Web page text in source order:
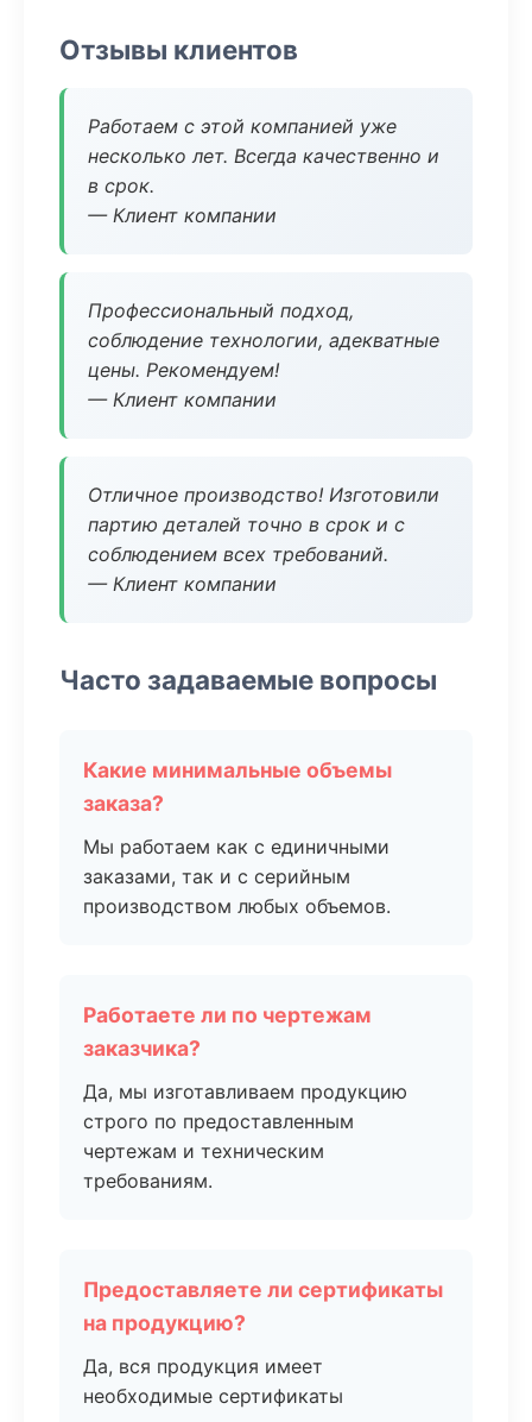
Отзывы клиентов
Работаем с этой компанией уже
несколько лет. Всегда качественно и
в срок.
— Клиент компании
Профессиональный подход,
соблюдение технологии, адекватные
цены. Рекомендуем!
— Клиент компании
Отличное производство! Изготовили
партию деталей точно в срок и с
соблюдением всех требований.
— Клиент компании
Часто задаваемые вопросы
Какие минимальные объемы
заказа?
Мы работаем как с единичными
заказами, так и с серийным
производством любых объемов.
Работаете ли по чертежам
заказчика?
Да, мы изготавливаем продукцию
строго по предоставленным
чертежам и техническим
требованиям.
Предоставляете ли сертификаты
на продукцию?
Да, вся продукция имеет
необходимые сертификаты